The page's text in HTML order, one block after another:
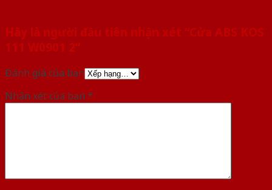
Hãy là người đầu tiên nhận xét “Cửa ABS KOS
111 W0901 2”
Đánh giá của bạn
Nhận xét của bạn *